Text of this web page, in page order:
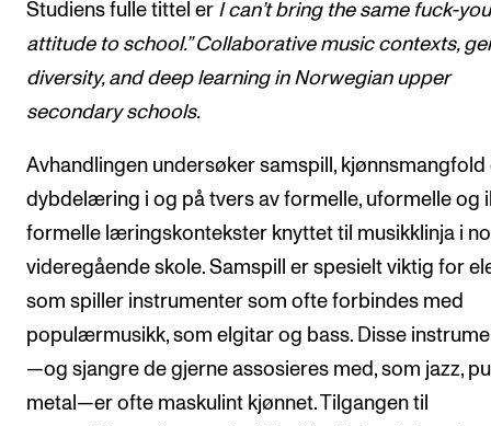
Studiens fulle tittel er I can’t bring the same fuck-you
attitude to school.” Collaborative music contexts,
diversity, and deep learning in Norwegian upper
secondary schools.
Avhandlingen undersøker samspill, kjønnsmangfold
dybdelæring i og på tvers av formelle, uformelle og
formelle læringskontekster knyttet til musikklinja i
videregående skole. Samspill er spesielt viktig for
som spiller instrumenter som ofte forbindes med
populærmusikk, som elgitar og bass. Disse
—og sjangre de gjerne assosieres med, som jazz,
metal—er ofte maskulint kjønnet. Tilgangen til